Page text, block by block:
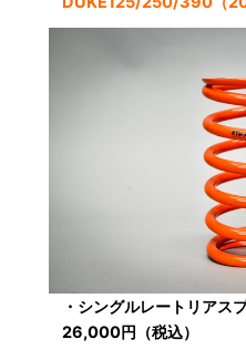
・シングルレートリア
26,000円（税込）